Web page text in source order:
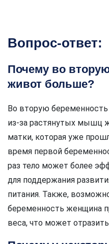
Вопрос-ответ:
Почему во
живот больше?
Во вторую
из-за растянутых мышц
матки, которая уже
время первой
раз тело может более
для поддержания
питания. Также,
беременность женщина
веса, что может